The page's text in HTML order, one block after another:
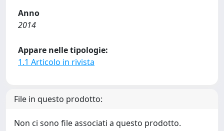
Anno
2014
Appare nelle tipologie:
1.1 Articolo in rivista
File in questo prodotto:
Non ci sono file associati a questo prodotto.